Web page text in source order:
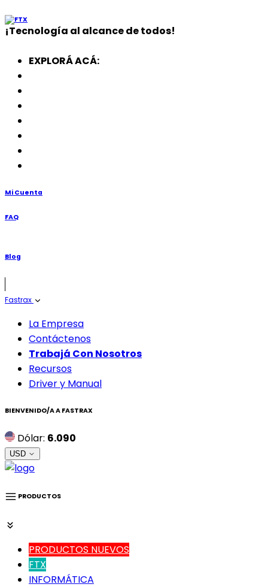
¡Tecnología al alcance de todos!
EXPLORÁ ACÁ:
Mi Cuenta
FAQ
Blog
Fastrax
La Empresa
Contáctenos
Trabajá Con Nosotros
Recursos
Driver y Manual
BIENVENIDO/A A FASTRAX
Dólar: 6.090
USD
PRODUCTOS
PRODUCTOS NUEVOS
FTX
INFORMÁTICA